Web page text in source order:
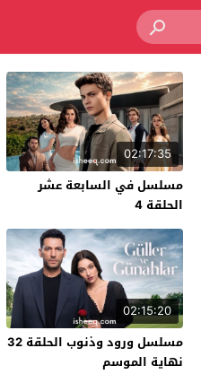
02:17:35
مسلسل في السابعة عشر
الحلقة 4
02:15:20
مسلسل ورود وذنوب الحلقة 32
نهاية الموسم